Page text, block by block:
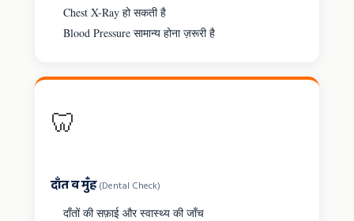
Chest X-Ray हो सकती है
Blood Pressure सामान्य होना ज़रूरी है
🦷
दाँत व मुँह(Dental Check)
दाँतों की सफ़ाई और स्वास्थ्य की जाँच